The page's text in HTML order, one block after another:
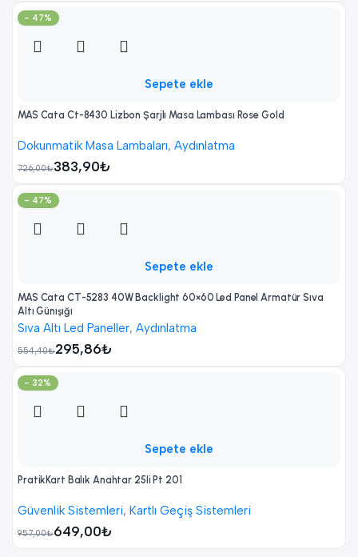
- 47%
Sepete ekle
MAS Cata Ct-8430 Lizbon Şarjlı Masa Lambası Rose Gold
Dokunmatik Masa Lambaları, Aydınlatma
726,00₺383,90₺
- 47%
Sepete ekle
MAS Cata CT-5283 40W Backlight 60×60 Led Panel Armatür Sıva
Altı Günışığı
Sıva Altı Led Paneller, Aydınlatma
554,40₺295,86₺
- 32%
Sepete ekle
PratikKart Balık Anahtar 25li Pt 201
Güvenlik Sistemleri, Kartlı Geçiş Sistemleri
957,00₺649,00₺